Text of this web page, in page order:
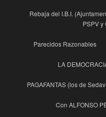
Rebaja del I.B.I.
PSPV y
Parecidos Razonables
LA
PAGAFANTAS (los de
Con ALFONSO